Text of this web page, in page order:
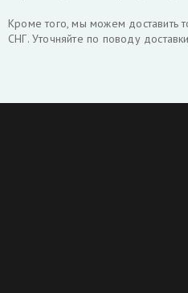
Кроме того, мы можем доставить
СНГ. Уточняйте по поводу